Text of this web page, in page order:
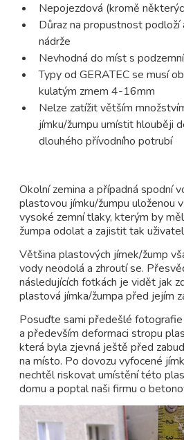
Nepojezdová (kromě
Důraz na propustnost podloží
nádrže
Nevhodná do míst s
Typy od GERATEC se musí
kulatým zrnem 4-16mm
Nelze zatížit větším
jímku/žumpu umístit hlouběji
dlouhého přívodního potrubí
Okolní zemina a případná spodní
plastovou jímku/žumpu uloženou
vysoké zemní tlaky, kterým by
žumpa odolat a zajistit tak
Většina plastových jímek/žump
vody neodolá a zhroutí se.
následujících fotkách je vidět jak
plastová jímka/žumpa před jejím
Posuďte sami předešlé
a především deformaci stropu
která byla zjevná ještě před
na místo. Po dovozu vyfocené
nechtěl riskovat umístění této
domu a poptal naši firmu o